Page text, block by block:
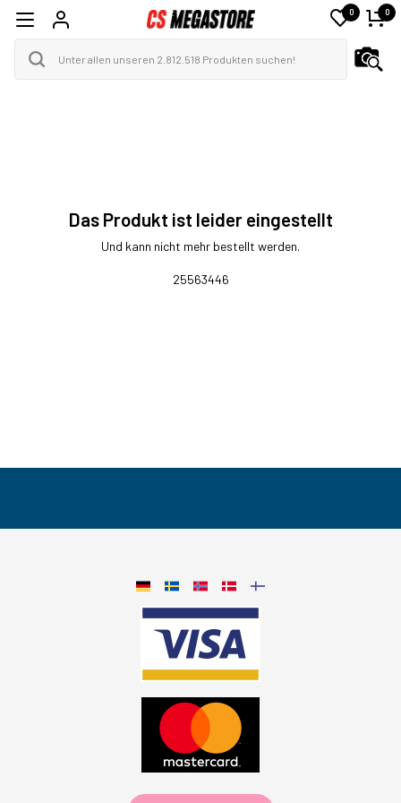
0 0
Das Produkt ist leider eingestellt
Und kann nicht mehr bestellt werden.
25563446